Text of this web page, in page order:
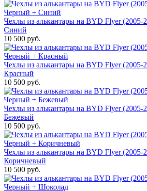
Чехлы из алькантары на BYD Flyer (2005-
Синий
10 500 руб.
Чехлы из алькантары на BYD Flyer (2005-
Красный
10 500 руб.
Чехлы из алькантары на BYD Flyer (2005-
Бежевый
10 500 руб.
Чехлы из алькантары на BYD Flyer (2005-
Коричневый
10 500 руб.